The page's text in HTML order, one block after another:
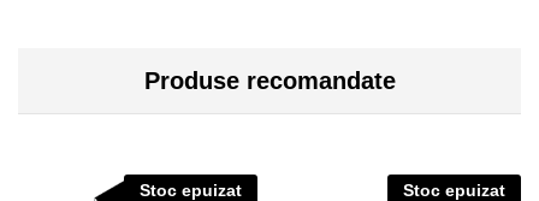
Produse recomandate
Stoc epuizat Stoc epuizat